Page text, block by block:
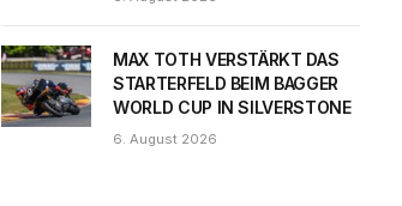
MAX TOTH VERSTÄRKT DAS
STARTERFELD BEIM BAGGER
WORLD CUP IN SILVERSTONE
6. August 2026